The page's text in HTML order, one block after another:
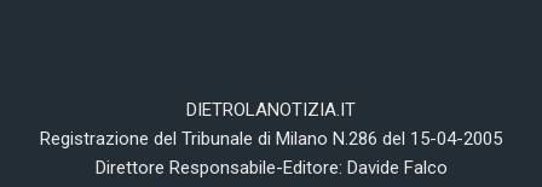
DIETROLANOTIZIA.IT
Registrazione del Tribunale di Milano N.286 del 15-04-2005
Direttore Responsabile-Editore: Davide Falco